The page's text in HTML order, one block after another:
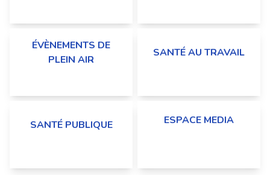
ÉVÈNEMENTS DE
PLEIN AIR
SANTÉ AU TRAVAIL
SANTÉ PUBLIQUE ESPACE MEDIA